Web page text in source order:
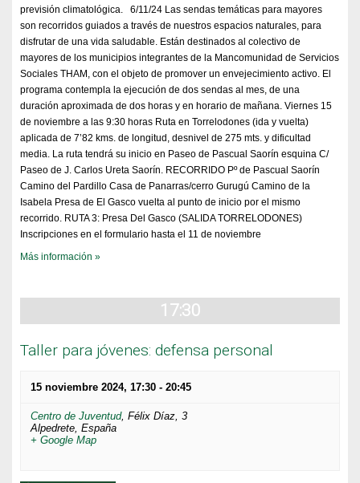
previsión climatológica. 6/11/24 Las sendas temáticas para mayores
son recorridos guiados a través de nuestros espacios naturales, para
disfrutar de una vida saludable. Están destinados al colectivo de
mayores de los municipios integrantes de la Mancomunidad de Servicios
Sociales THAM, con el objeto de promover un envejecimiento activo. El
programa contempla la ejecución de dos sendas al mes, de una
duración aproximada de dos horas y en horario de mañana. Viernes 15
de noviembre a las 9:30 horas Ruta en Torrelodones (ida y vuelta)
aplicada de 7’82 kms. de longitud, desnivel de 275 mts. y dificultad
media. La ruta tendrá su inicio en Paseo de Pascual Saorín esquina C/
Paseo de J. Carlos Ureta Saorín. RECORRIDO Pº de Pascual Saorín
Camino del Pardillo Casa de Panarras/cerro Gurugú Camino de la
Isabela Presa de El Gasco vuelta al punto de inicio por el mismo
recorrido. RUTA 3: Presa Del Gasco (SALIDA TORRELODONES)
Inscripciones en el formulario hasta el 11 de noviembre
Más información »
17:30
Taller para jóvenes: defensa personal
15 noviembre 2024, 17:30 - 20:45
Centro de Juventud, Félix Díaz, 3
Alpedrete, España
+ Google Map